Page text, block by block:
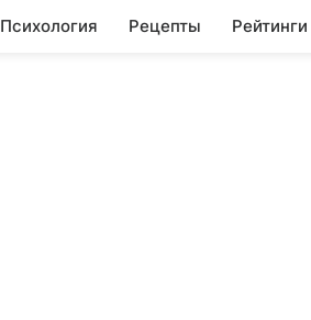
Психология Рецепты Рейтинги